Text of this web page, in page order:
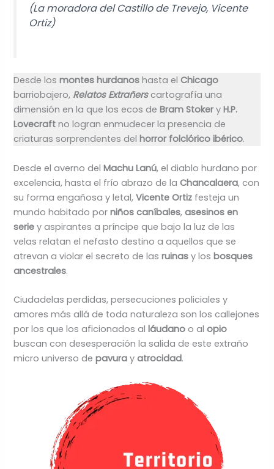
(La moradora del Castillo de Trevejo, Vicente
Ortiz)
Desde losmontes hurdanos hasta elChicago
barriobajero, Relatos Extrañerscartografía una
dimensión en la que los ecos deBram StokeryH.P.
Lovecraft no logran enmudecer la presencia de
criaturas sorprendentes delhorror folclórico ibérico.
Desde el averno delMachu Lanú, el diablo hurdano por
excelencia, hasta el frío abrazo de laChancalaera, con
su forma engañosa y letal,Vicente Ortiz festeja un
mundo habitado por niños caníbales, asesinos en
serie y aspirantes a príncipe que bajo la luz de las
velas relatan el nefasto destino a aquellos que se
atrevan a violar el secreto de lasruinas y losbosques
ancestrales.
Ciudadelas perdidas, persecuciones policiales y
amores más allá de toda naturaleza son los callejones
por los que los aficionados alláudano o alopio
buscan con desesperación la salida de este extraño
micro universo depavuray atrocidad.